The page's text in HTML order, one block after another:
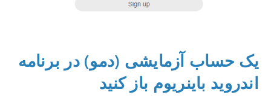
یک حساب آزمایشی (دمو) در برنامه
اندروید باینریوم باز کنید